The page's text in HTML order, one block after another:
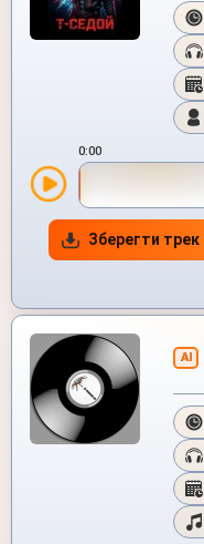
0:00
Зберегти трек
AI